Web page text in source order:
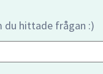
du hittade frågan :)